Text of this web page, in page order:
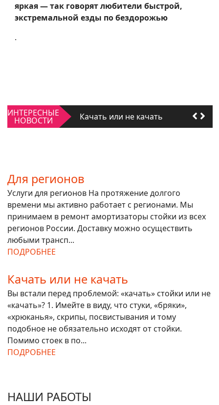
яркая — так говорят любители быстрой,
экстремальной езды по бездорожью
.
ИНТЕРЕСНЫЕ
НОВОСТИ Для регионов
Для регионов
Услуги для регионов На протяжение долгого
времени мы активно работает с регионами. Мы
принимаем в ремонт амортизаторы стойки из всех
регионов России. Доставку можно осуществить
любыми трансп...
ПОДРОБНЕЕ
Качать или не качать
Вы встали перед проблемой: «качать» стойки или не
«качать»? 1. Имейте в виду, что стуки, «бряки»,
«хрюканья», скрипы, посвистывания и тому
подобное не обязательно исходят от стойки.
Помимо стоек в по...
ПОДРОБНЕЕ
НАШИ РАБОТЫ